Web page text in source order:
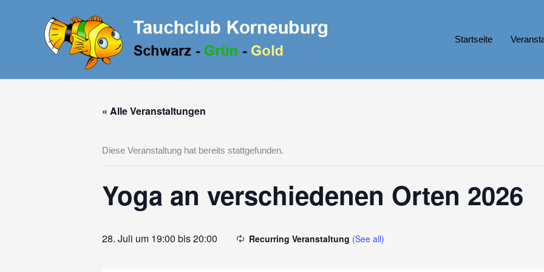
Startseite
« Alle Veranstaltungen
Diese Veranstaltung hat bereits stattgefunden.
Yoga an verschiedenen Orten 2026
28. Juli um 19:00 bis20:00 Recurring Veranstaltung (See all)